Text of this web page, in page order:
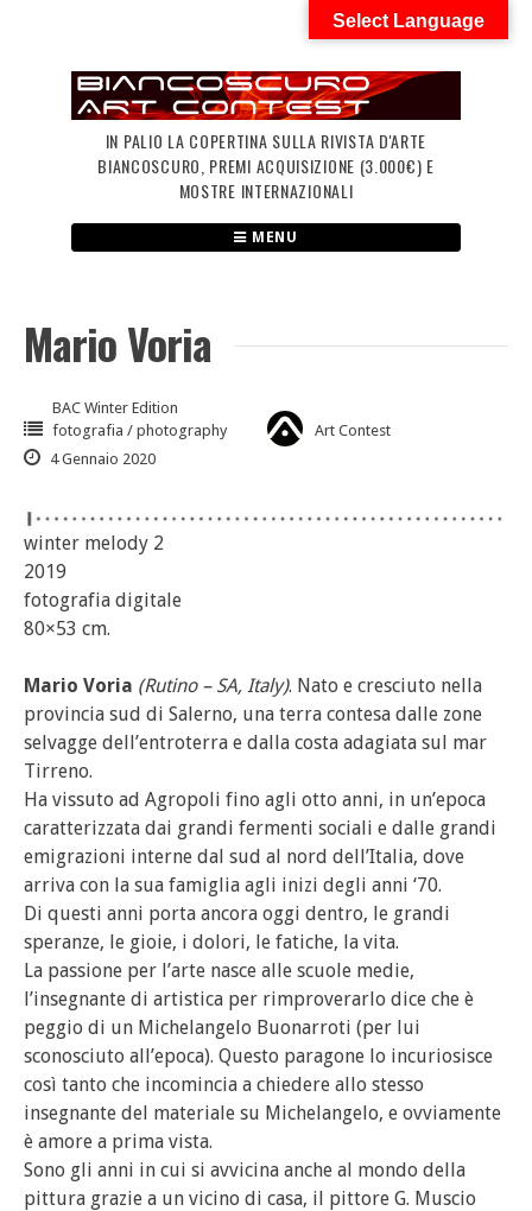
IN PALIO LA COPERTINA SULLA RIVISTA D'ARTE
BIANCOSCURO, PREMI ACQUISIZIONE (3.000€) E
MOSTRE INTERNAZIONALI
MENU
Mario Voria
BAC Winter Edition
fotografia / photography
Art Contest
4 Gennaio 2020
winter melody 2
2019
fotografia digitale
80×53 cm.
Mario Voria (Rutino – SA, Italy). Nato e cresciuto nella
provincia sud di Salerno, una terra contesa dalle zone
selvagge dell’entroterra e dalla costa adagiata sul mar
Tirreno.
Ha vissuto ad Agropoli fino agli otto anni, in un’epoca
caratterizzata dai grandi fermenti sociali e dalle grandi
emigrazioni interne dal sud al nord dell’Italia, dove
arriva con la sua famiglia agli inizi degli anni ‘70.
Di questi anni porta ancora oggi dentro, le grandi
speranze, le gioie, i dolori, le fatiche, la vita.
La passione per l’arte nasce alle scuole medie,
l’insegnante di artistica per rimproverarlo dice che è
peggio di un Michelangelo Buonarroti (per lui
sconosciuto all’epoca). Questo paragone lo incuriosisce
così tanto che incomincia a chiedere allo stesso
insegnante del materiale su Michelangelo, e ovviamente
è amore a prima vista.
Sono gli anni in cui si avvicina anche al mondo della
pittura grazie a un vicino di casa, il pittore G. Muscio
Select Language